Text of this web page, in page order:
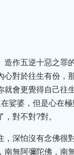
作五逆十惡之罪
對於往生有份，
會更覺得自己往
娑婆，但是心在
對不對?對。
深怕沒有念佛很
無阿彌陀佛，南